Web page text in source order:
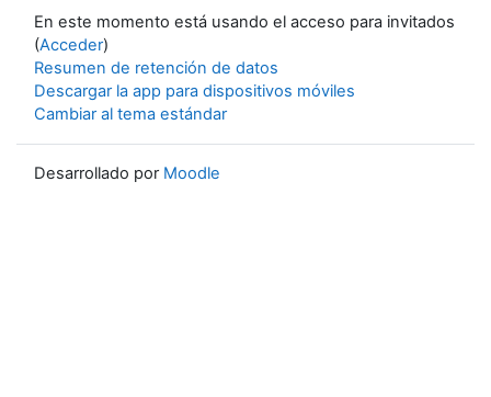
En este momento está usando el acceso para invitados
(Acceder)
Resumen de retención de datos
Descargar la app para dispositivos móviles
Cambiar al tema estándar
Desarrollado por Moodle